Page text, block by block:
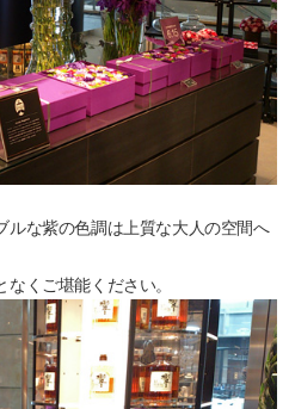
ルな紫の色調は上質な大人の空間へ
くご堪能ください。